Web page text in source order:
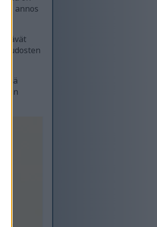
annos
kudosten